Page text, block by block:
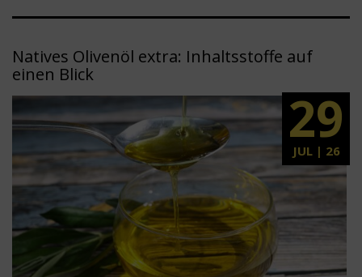
Natives Olivenöl extra: Inhaltsstoffe auf
einen Blick
29
JUL | 26